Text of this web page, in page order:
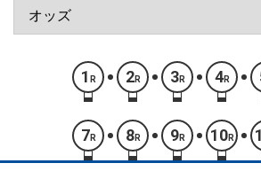
1 R 2R 3R 4R
7 R 8R 9R 10R